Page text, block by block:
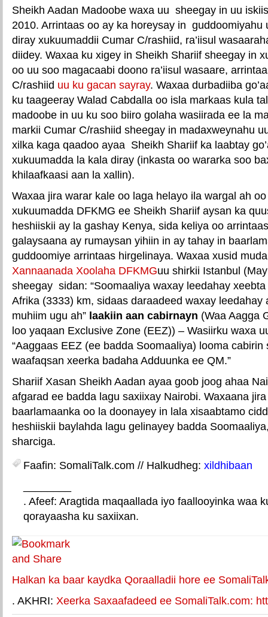
Sheikh Aadan Madoobe waxa uu sheegay in uu
2010. Arrintaas oo ay ka horeysay in guddoomiyahu
diray xukuumaddii Cumar C/rashiid, ra’iisul
diidey. Waxaa ku xigey in Sheikh Shariif sheegay in
oo uu soo magacaabi doono ra’iisul wasaare,
C/rashiid uu ku gacan sayray. Waxaa durbadiiba
ku taageeray Walad Cabdalla oo isla markaas kula
madoobe in uu ku soo biiro golaha wasiirada ee la
markii Cumar C/rashiid sheegay in madaxweynahu
xilka kaga qaadoo ayaa Sheikh Shariif ka laabtay
xukuumadda la kala diray (inkasta oo wararka soo
khilaafkaasi aan la xallin).
Waxaa jira warar kale oo laga helayo ila wargal ah
xukuumadda DFKMG ee Sheikh Shariif aysan ka
heshiiskii ay la gashay Kenya, sida keliya oo
galaysaana ay rumaysan yihiin in ay tahay in
guddoomiye arrintaas hirgelinaya. Waxaa xusid
Xannaanada Xoolaha DFKMGuu shirkii Istanbul
sheegay sidan: “Soomaaliya waxay leedahay
Afrika (3333) km, sidaas daraadeed waxay leedahay
muhiim ugu ah” laakiin aan cabirnayn (Waa Aagga
loo yaqaan Exclusive Zone (EEZ)) – Wasiirku waxa
“Aaggaas EEZ (ee badda Soomaaliya) looma cabirin
waafaqsan xeerka badaha Adduunka ee QM.”
Shariif Xasan Sheikh Aadan ayaa goob joog ahaa
afgarad ee badda lagu saxiixay Nairobi. Waxaana
baarlamaanka oo la doonayey in lala xisaabtamo
heshiiskii baylahda lagu gelinayey badda
sharciga.
Faafin: SomaliTalk.com // Halkudheg: xildhibaan
. Afeef: Aragtida maqaallada iyo faallooyinka waa
qorayaasha ku saxiixan.
Halkan ka baar kaydka Qoraalladii hore ee
. AKHRI: Xeerka Saxaafadeed ee SomaliTalk.com: